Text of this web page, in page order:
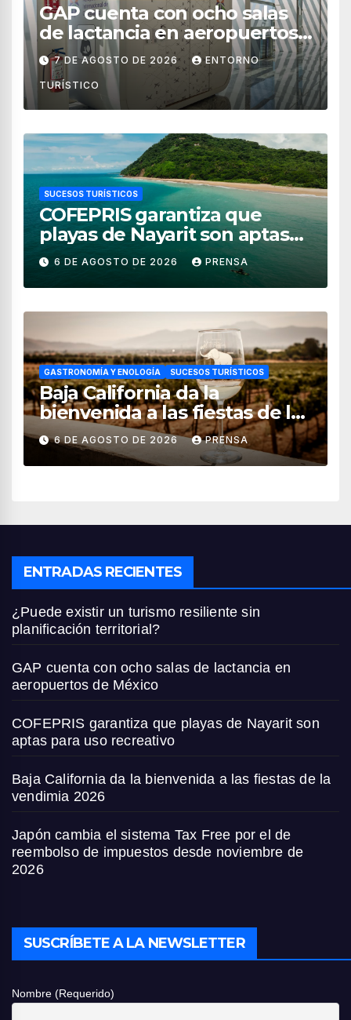
GAP cuenta con ocho salas
de lactancia en aeropuertos
de México
7 DE AGOSTO DE 2026 ENTORNO
TURÍSTICO
SUCESOS TURÍSTICOS
COFEPRIS garantiza que
playas de Nayarit son aptas
para uso recreativo
6 DE AGOSTO DE 2026 PRENSA
GASTRONOMÍA Y ENOLOGÍA SUCESOS TURÍSTICOS
Baja California da la
bienvenida a las fiestas de la
vendimia 2026
6 DE AGOSTO DE 2026 PRENSA
ENTRADAS RECIENTES
¿Puede existir un turismo resiliente sin
planificación territorial?
GAP cuenta con ocho salas de lactancia en
aeropuertos de México
COFEPRIS garantiza que playas de Nayarit son
aptas para uso recreativo
Baja California da la bienvenida a las fiestas de la
vendimia 2026
Japón cambia el sistema Tax Free por el de
reembolso de impuestos desde noviembre de
2026
SUSCRÍBETE A LA NEWSLETTER
Nombre (Requerido)